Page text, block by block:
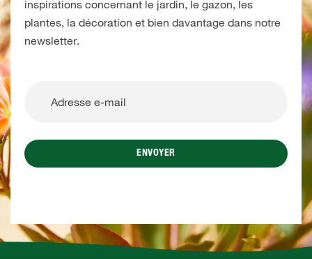
inspirations concernant le jardin, le gazon, les
plantes, la décoration et bien davantage dans notre
newsletter.
ENVOYER